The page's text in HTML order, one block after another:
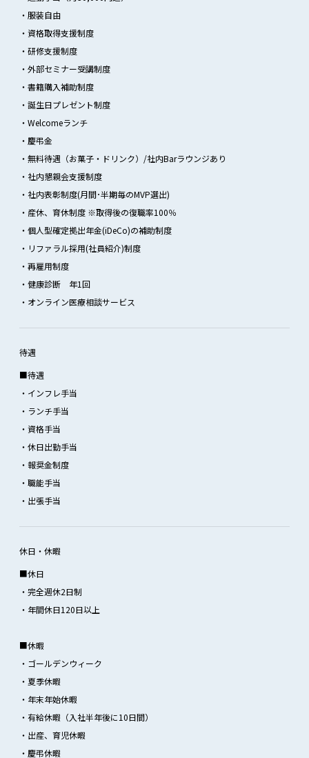
・服装自由
・資格取得支援制度
・研修支援制度
・外部セミナー受講制度
・書籍購入補助制度
・誕生日プレゼント制度
・Welcomeランチ
・慶弔金
・無料待遇（お菓子・ドリンク）/社内Barラウンジあり
・社内懇親会支援制度
・社内表彰制度(月間･半期毎のMVP選出)
・産休、育休制度 ※取得後の復職率100％
・個人型確定拠出年金(iDeCo)の補助制度
・リファラル採用(社員紹介)制度
・再雇用制度
・健康診断 年1回
・オンライン医療相談サービス
待遇
■待遇
・インフレ手当
・ランチ手当
・資格手当
・休日出勤手当
・報奨金制度
・職能手当
・出張手当
休日・休暇
■休日
・完全週休2日制
・年間休日120日以上
■休暇
・ゴールデンウィーク
・夏季休暇
・年末年始休暇
・有給休暇（入社半年後に10日間）
・出産、育児休暇
・慶弔休暇